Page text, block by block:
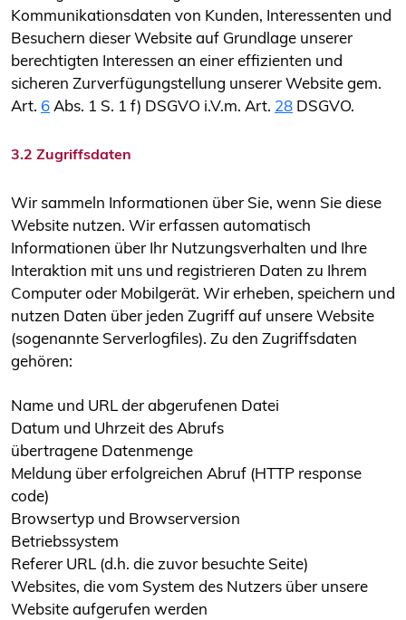
Kommunikationsdaten von Kunden, Interessenten und
Besuchern dieser Website auf Grundlage unserer
berechtigten Interessen an einer effizienten und
sicheren Zurverfügungstellung unserer Website gem.
Art. 6Abs. 1 S. 1 f) DSGVO i.V.m. Art. 28 DSGVO.
3.2 Zugriffsdaten
Wir sammeln Informationen über Sie, wenn Sie diese
Website nutzen. Wir erfassen automatisch
Informationen über Ihr Nutzungsverhalten und Ihre
Interaktion mit uns und registrieren Daten zu Ihrem
Computer oder Mobilgerät. Wir erheben, speichern und
nutzen Daten über jeden Zugriff auf unsere Website
(sogenannte Serverlogfiles). Zu den Zugriffsdaten
gehören:
Name und URL der abgerufenen Datei
Datum und Uhrzeit des Abrufs
übertragene Datenmenge
Meldung über erfolgreichen Abruf (HTTP response
code)
Browsertyp und Browserversion
Betriebssystem
Referer URL (d.h. die zuvor besuchte Seite)
Websites, die vom System des Nutzers über unsere
Website aufgerufen werden